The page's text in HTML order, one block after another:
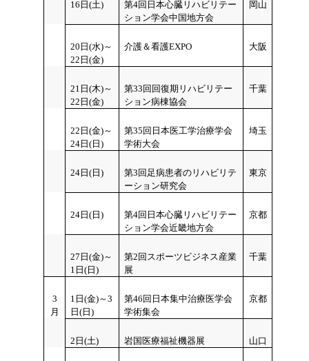
16 日(土)
第4回日本心臓リハビリテー
ション学会中国地方会
岡山
20 日(水)～
22日(金)
介護＆看護EXPO 大阪
21 日(木)～
22日(金)
第33回回復期リハビリテー
ション病棟協会
千葉
22 日(金)～
24日(日)
第35回日本医工学治療学会
学術大会
埼玉
24日(日)
第3回足病患者のリハビリテ
ーション研究会
東京
24日(日)
第4回日本心臓リハビリテー
ション学会近畿地方会
京都
27 日(金)～
1日(日)
第2回スポーツビジネス産業
展
千葉
3
月
1日(金)～3
日(日)
第46回日本集中治療医学会
学術集会
京都
2日(土) 岩国医療福祉機器展 山口